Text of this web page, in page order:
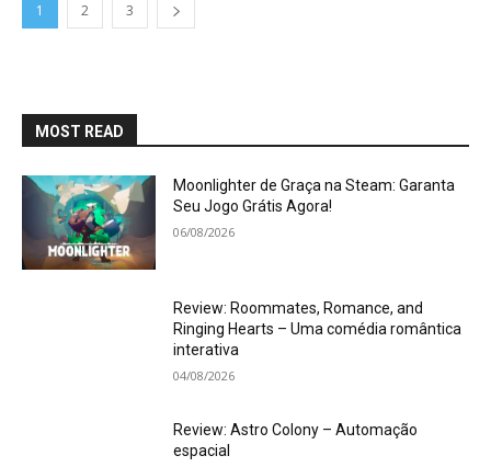
1 2 3
MOST READ
Moonlighter de Graça na Steam: Garanta
Seu Jogo Grátis Agora!
06/08/2026
Review: Roommates, Romance, and
Ringing Hearts – Uma comédia romântica
interativa
04/08/2026
Review: Astro Colony – Automação
espacial